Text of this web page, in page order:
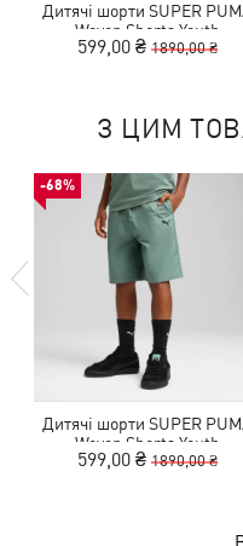
Дитячі шорти SUPER
Woven Shorts Youth
599,00 ₴ 1890,00 ₴
З ЦИМ
-68%
Дитячі шорти SUPER
Woven Shorts Youth
599,00 ₴ 1890,00 ₴